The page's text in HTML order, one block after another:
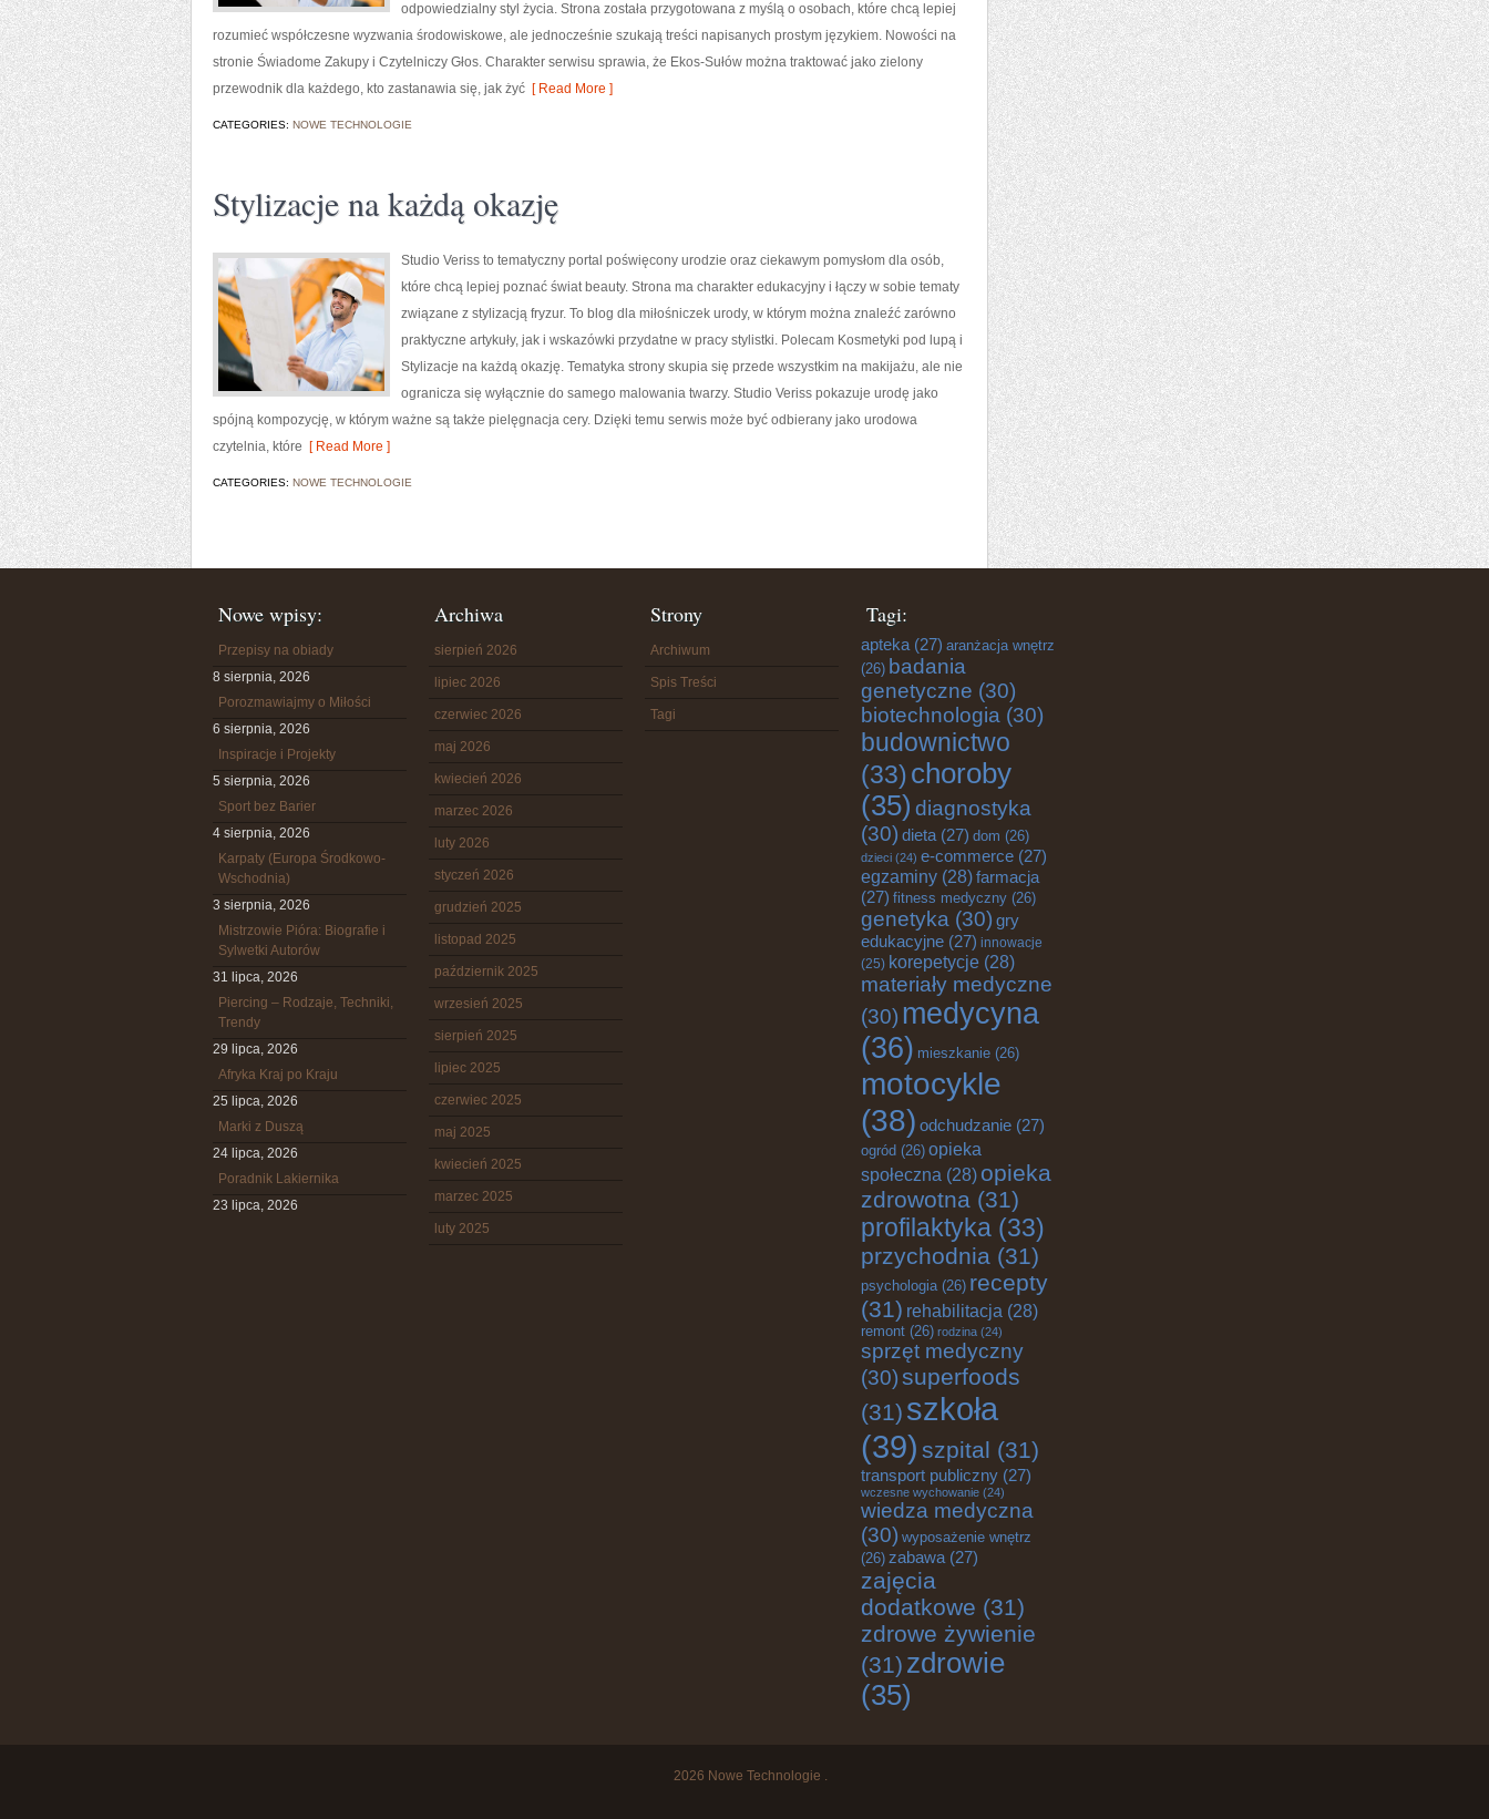
odpowiedzialny styl życia. Strona została przygotowana z myślą o osobach, które chcą lepiej
rozumieć współczesne wyzwania środowiskowe, ale jednocześnie szukają treści napisanych prostym językiem. Nowości na
stronie Świadome Zakupy i Czytelniczy Głos. Charakter serwisu sprawia, że Ekos-Sułów można traktować jako zielony
przewodnik dla każdego, kto zastanawia się, jak żyć [ Read More ]
CATEGORIES: NOWE TECHNOLOGIE
Stylizacje na każdą okazję
Studio Veriss to tematyczny portal poświęcony urodzie oraz ciekawym pomysłom dla osób,
które chcą lepiej poznać świat beauty. Strona ma charakter edukacyjny i łączy w sobie tematy
związane z stylizacją fryzur. To blog dla miłośniczek urody, w którym można znaleźć zarówno
praktyczne artykuły, jak i wskazówki przydatne w pracy stylistki. Polecam Kosmetyki pod lupą i
Stylizacje na każdą okazję. Tematyka strony skupia się przede wszystkim na makijażu, ale nie
ogranicza się wyłącznie do samego malowania twarzy. Studio Veriss pokazuje urodę jako
spójną kompozycję, w którym ważne są także pielęgnacja cery. Dzięki temu serwis może być odbierany jako urodowa
czytelnia, które [ Read More ]
CATEGORIES: NOWE TECHNOLOGIE
Nowe wpisy:
Przepisy na obiady
8 sierpnia, 2026
Porozmawiajmy o Miłości
6 sierpnia, 2026
Inspiracje i Projekty
5 sierpnia, 2026
Sport bez Barier
4 sierpnia, 2026
Karpaty (Europa Środkowo-
Wschodnia)
3 sierpnia, 2026
Mistrzowie Pióra: Biografie i
Sylwetki Autorów
31 lipca, 2026
Piercing – Rodzaje, Techniki,
Trendy
29 lipca, 2026
Afryka Kraj po Kraju
25 lipca, 2026
Marki z Duszą
24 lipca, 2026
Poradnik Lakiernika
23 lipca, 2026
Archiwa
sierpień 2026
lipiec 2026
czerwiec 2026
maj 2026
kwiecień 2026
marzec 2026
luty 2026
styczeń 2026
grudzień 2025
listopad 2025
październik 2025
wrzesień 2025
sierpień 2025
lipiec 2025
czerwiec 2025
maj 2025
kwiecień 2025
marzec 2025
luty 2025
Strony
Archiwum
Spis Treści
Tagi
Tagi:
apteka (27) aranżacja wnętrz
(26) badania
genetyczne (30)
biotechnologia (30)
budownictwo
(33)choroby
(35) diagnostyka
(30) dieta (27) dom (26)
dzieci (24) e-commerce (27)
egzaminy (28)farmacja
(27) fitness medyczny (26)
genetyka (30) gry
edukacyjne (27) innowacje
(25) korepetycje (28)
materiały medyczne
(30) medycyna
(36) mieszkanie (26)
motocykle
(38) odchudzanie (27)
ogród (26) opieka
społeczna (28) opieka
zdrowotna (31)
profilaktyka (33)
przychodnia (31)
psychologia(26) recepty
(31) rehabilitacja (28)
remont (26) rodzina (24)
sprzęt medyczny
(30)superfoods
(31) szkoła
(39) szpital (31)
transport publiczny (27)
wczesne wychowanie (24)
wiedza medyczna
(30) wyposażenie wnętrz
(26) zabawa (27)
zajęcia
dodatkowe (31)
zdrowe żywienie
(31) zdrowie
(35)
2026 Nowe Technologie .